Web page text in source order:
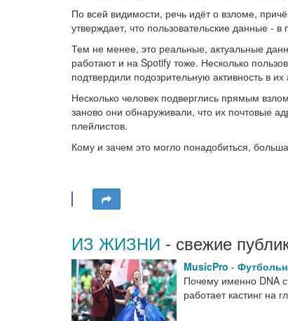
По всей видимости, речь идёт о взломе,
утверждает, что пользовательские данные - в
Тем не менее, это реальные, актуальные
работают и на Spotify тоже. Несколько
подтвердили подозрительную активность в
Несколько человек подверглись прямым
заново они обнаруживали, что их почтовые
плейлистов.
Кому и зачем это могло понадобиться,
ИЗ ЖИЗНИ - свежие
MusicPro -
Почему именно DNA
работает кастинг на